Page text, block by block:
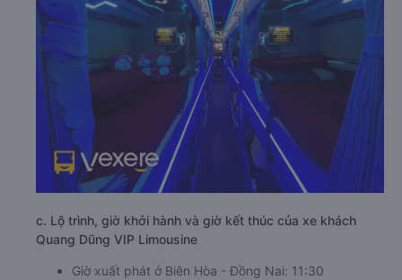
c. Lộ trình, giờ khởi hành và giờ kết thúc của xe khách
Quang Dũng VIP Limousine
Giờ xuất phát ở Biên Hòa - Đồng Nai: 11:30